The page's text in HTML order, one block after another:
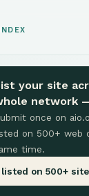
your site
network
once on
on 500+ web
time.
listed on 500+